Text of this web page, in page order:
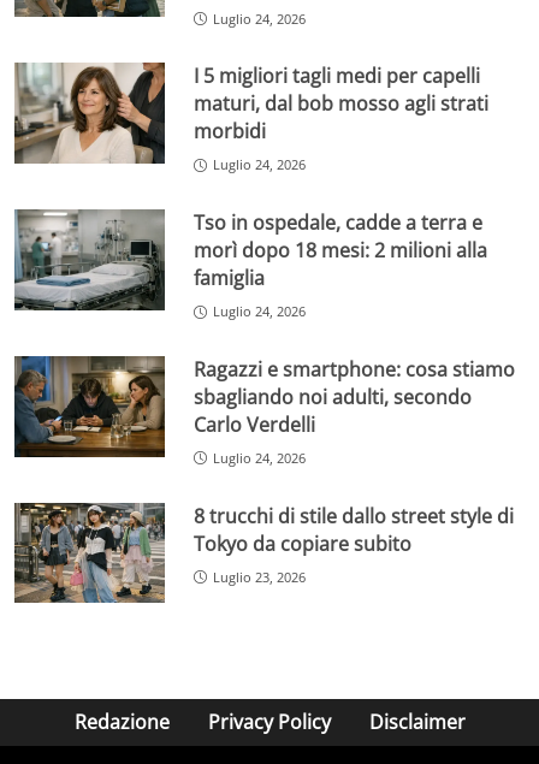
Luglio 24, 2026
I 5 migliori tagli medi per capelli
maturi, dal bob mosso agli strati
morbidi
Luglio 24, 2026
Tso in ospedale, cadde a terra e
morì dopo 18 mesi: 2 milioni alla
famiglia
Luglio 24, 2026
Ragazzi e smartphone: cosa stiamo
sbagliando noi adulti, secondo
Carlo Verdelli
Luglio 24, 2026
8 trucchi di stile dallo street style di
Tokyo da copiare subito
Luglio 23, 2026
Redazione Privacy Policy Disclaimer